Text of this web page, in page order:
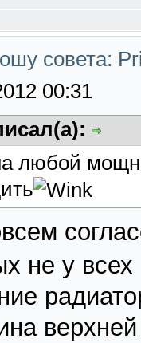
совета:
00:31
любой
не у